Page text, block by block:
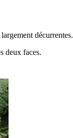
décurrentes.
deux faces.